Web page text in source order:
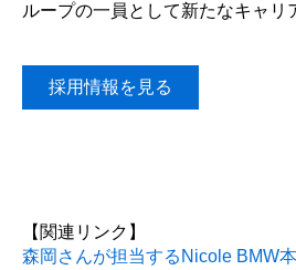
ループの一員として新たなキャリ
採用情報を見る
【関連リンク】
森岡さんが担当するNicole BMW